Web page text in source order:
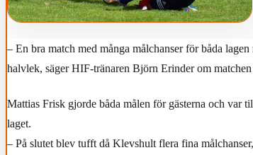
– En bra match med många målchanser för båda
halvlek, säger HIF-tränaren Björn Erinder om
Mattias Frisk gjorde båda målen för gästerna och var
laget.
– På slutet blev tufft då Klevshult flera fina